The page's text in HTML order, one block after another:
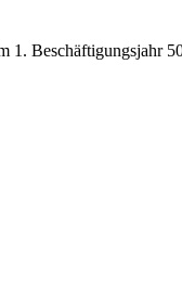
1. Beschäftigungsjahr